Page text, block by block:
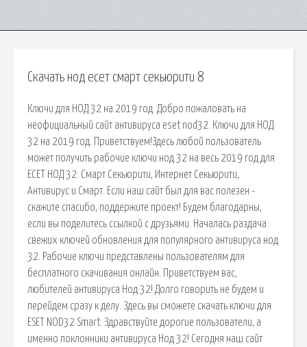
Скачать нод есет смарт секьюрити 8
Ключи для НОД 32 на 2019 год. Добро пожаловать на
неофициальный сайт антивируса eset nod32. Ключи для НОД
32 на 2019 год. Приветствуем!Здесь любой пользователь
может получить рабочие ключи нод 32 на весь 2019 год для
ЕСЕТ НОД 32: Смарт Секьюрити, Интернет Секьюрити,
Антивирус и Смарт. Если наш сайт был для вас полезен -
скажите спасибо, поддержите проект! Будем благодарны,
если вы поделитесь ссылкой с друзьями. Началась раздача
свежих ключей обновления для популярного антивируса нод
32. Рабочие ключи представлены пользователям для
бесплатного скачивания онлайн. Приветствуем вас,
любителей антивируса Нод 32! Долго говорить не будем и
перейдем сразу к делу. Здесь вы сможете скачать ключи для
ESET NOD32 Smart. Здравствуйте дорогие пользователи, а
именно поклонники антивируса Нод 32! Сегодня наш сайт